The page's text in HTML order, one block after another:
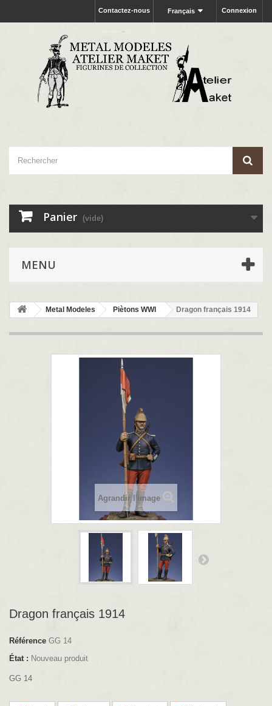
Connexion
Français
Contactez-nous
Panier (vide)
MENU
Metal Modeles Piètons WWI Dragon français 1914
Agrandir l'image
Dragon français 1914
Référence GG 14
État : Nouveau produit
GG 14